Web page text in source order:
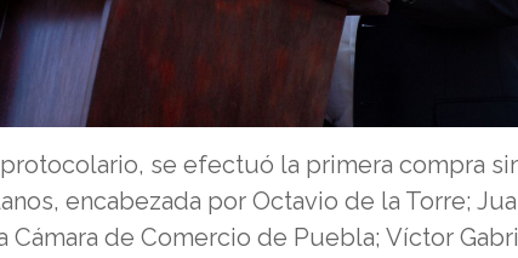
se efectuó la primera compra
encabezada por Octavio de la Torre;
Cámara de Comercio de Puebla; Víctor